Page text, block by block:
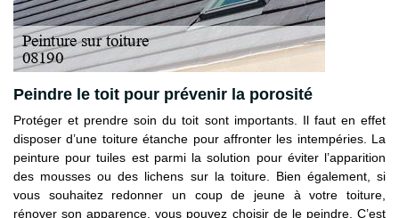
Peindre le toit pour prévenir la porosité
Protéger et prendre soin du toit sont importants. Il faut en effet
disposer d’une toiture étanche pour affronter les intempéries. La
peinture pour tuiles est parmi la solution pour éviter l’apparition
des mousses ou des lichens sur la toiture. Bien également, si
vous souhaitez redonner un coup de jeune à votre toiture,
rénover son apparence, vous pouvez choisir de le peindre. C’est